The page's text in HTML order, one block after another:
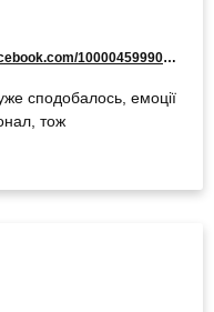
https://www.facebook.com/100004599908378
сподобалось, емоції
тож